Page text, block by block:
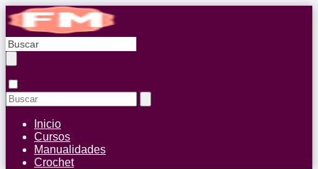
Inicio
Cursos
Manualidades
Crochet